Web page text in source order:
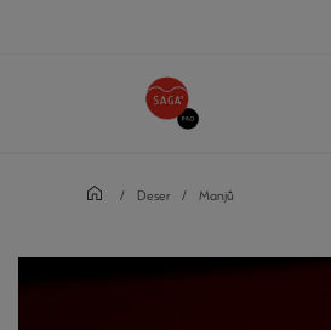
/ Deser / Manjū